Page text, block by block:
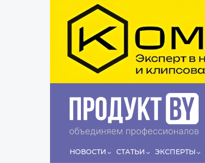
Перейти к основному содержанию
СергейЛЯШКО
Если у нас есть беспривязь, все животные
чипированы и есть программа-планировщик, на
проведение…
НОВОСТИ СТАТЬИ ЭКСПЕРТЫ